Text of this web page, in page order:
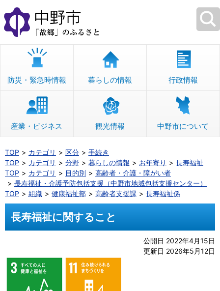
本
文
へ
移
防災・緊急時情報 暮らしの情報 行政情報
産業・ビジネス 観光情報 中野市について
TOP カテゴリ 区分
手続き
TOP
カテゴリ 分野 暮らしの情報 お年寄り
長寿福祉
TOP
カテゴリ 目的別
高齢者・介護・障がい者
長寿福祉・介護予防包括支援（中野市地域包括支援センター）
TOP
組織 健康福祉部 高齢者支援課 長寿福祉係
長寿福祉に関すること
公開日 2022年4月15日
更新日 2026年5月12日